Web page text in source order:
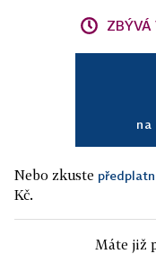
ZBÝVÁ
na
Nebo zkuste
Kč.
Máte již